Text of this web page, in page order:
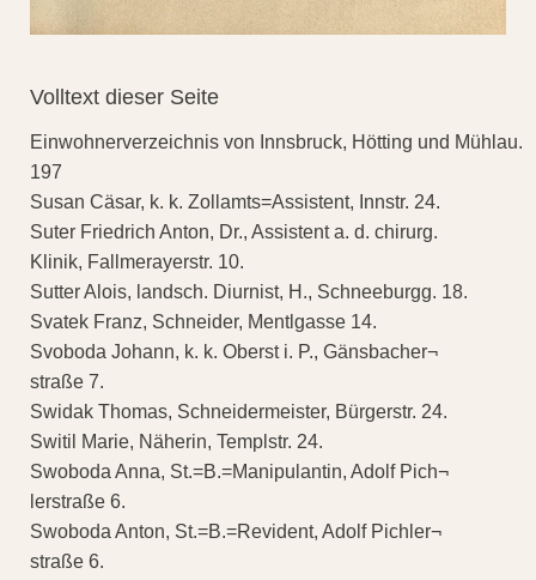
Volltext dieser Seite
Einwohnerverzeichnis von Innsbruck, Hötting und Mühlau.
197
Susan Cäsar, k. k. Zollamts=Assistent, Innstr. 24.
Suter Friedrich Anton, Dr., Assistent a. d. chirurg.
Klinik, Fallmerayerstr. 10.
Sutter Alois, landsch. Diurnist, H., Schneeburgg. 18.
Svatek Franz, Schneider, Mentlgasse 14.
Svoboda Johann, k. k. Oberst i. P., Gänsbacher¬
straße 7.
Swidak Thomas, Schneidermeister, Bürgerstr. 24.
Switil Marie, Näherin, Templstr. 24.
Swoboda Anna, St.=B.=Manipulantin, Adolf Pich¬
lerstraße 6.
Swoboda Anton, St.=B.=Revident, Adolf Pichler¬
straße 6.